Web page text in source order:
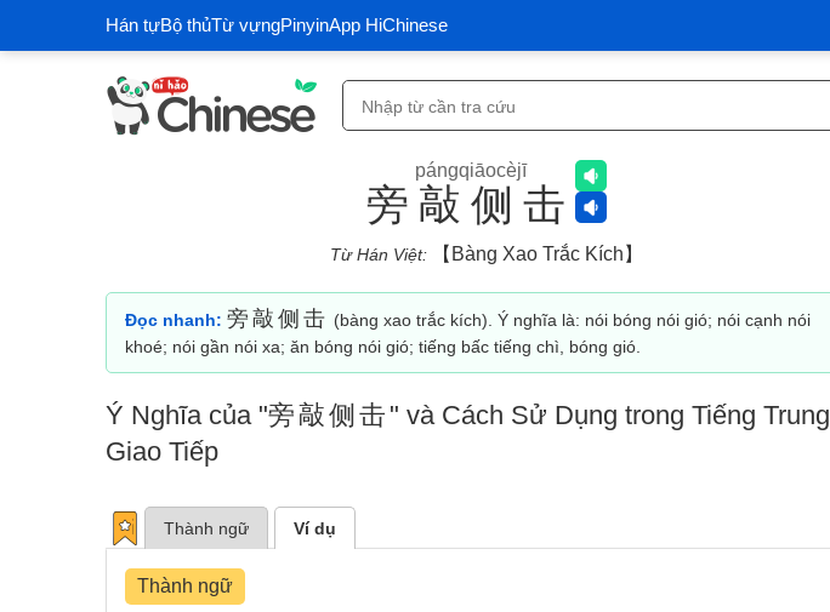
Hán tựBộ thủTừ vựngPinyinApp HiChinese
旁敲侧击
pángqiāocèjī
Từ Hán Việt:【bàng Xao Trắc Kích】
Đọc nhanh: 旁敲侧击 (bàng xao trắc kích). Ý nghĩa là: nói bóng nói gió; nói cạnh nói
khoé; nói gần nói xa; ăn bóng nói gió; tiếng bấc tiếng chì, bóng gió.
Ý Nghĩa của "旁敲侧击 " và Cách Sử Dụng trong Tiếng Trung
Giao Tiếp
Thành ngữ Ví dụ
Thành ngữ